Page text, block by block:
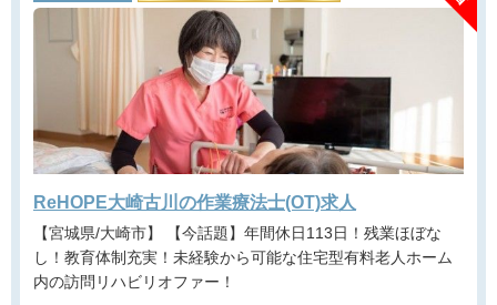
ReHOPE大崎古川の作業療法士(OT)求人
【宮城県/大崎市】 【今話題】年間休日113日！残業ほぼな
し！教育体制充実！未経験から可能な住宅型有料老人ホーム
内の訪問リハビリオファー！